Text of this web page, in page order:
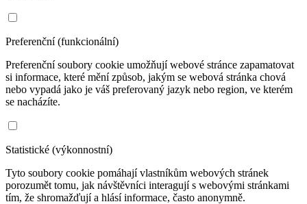
Preferenční (funkcionální)
Preferenční soubory cookie umožňují webové stránce zapamatovat
si informace, které mění způsob, jakým se webová stránka chová
nebo vypadá jako je váš preferovaný jazyk nebo region, ve kterém
se nacházíte.
Statistické (výkonnostní)
Tyto soubory cookie pomáhají vlastníkům webových stránek
porozumět tomu, jak návštěvníci interagují s webovými stránkami
tím, že shromažďují a hlásí informace, často anonymně.